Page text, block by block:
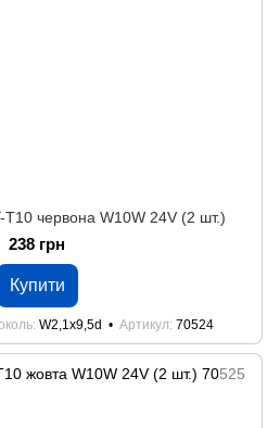
червона W10W 24V (2 шт.)
238 грн
Купити
W2,1x9,5d Артикул 70524